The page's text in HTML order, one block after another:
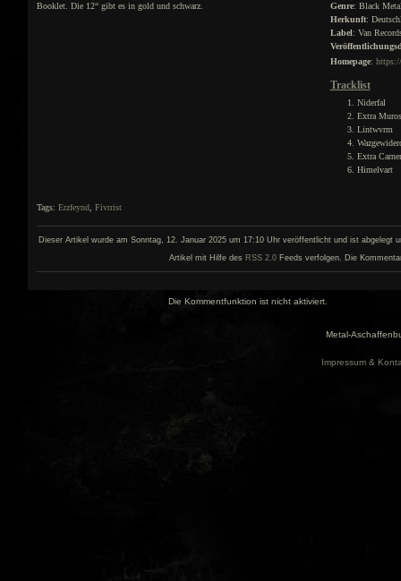
Booklet. Die 12“ gibt es in gold und schwarz.
Genre: Black
Herkunft:
Label: Van
Homepage:
Tracklist
Niderfal
Extra Muros
Lintwvrm
Extra
Himelvart
Tags: Erzfeynd Fivrrist
Dieser Artikel wurde am Sonntag, 12. Januar 2025 um 17:10 Uhr veröffentlicht und ist abgelegt
Artikel mit Hilfe des RSS 2.0 Feeds verfolgen. Die
Die Kommentfunktion ist nicht aktiviert.
Metal-
Impressum &